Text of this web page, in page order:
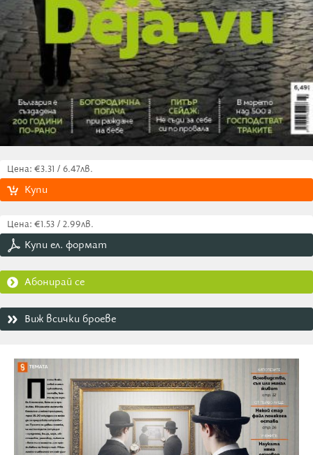
Цена: €3.31 / 6.47лв.
Купи
Цена: €1.53 / 2.99лв.
Купи ел. формат
Абонирай се
Виж всички броеве